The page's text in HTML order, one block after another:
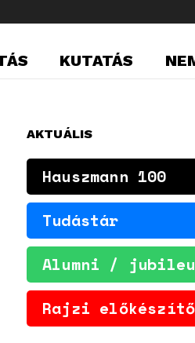
KUTATÁS
AKTUÁLIS
Hauszmann 100
Tudástár
Alumni /
Rajzi előkészítő